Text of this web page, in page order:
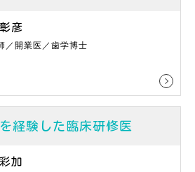
彦
／開業医／歯学博士
経験した臨床研修医
加